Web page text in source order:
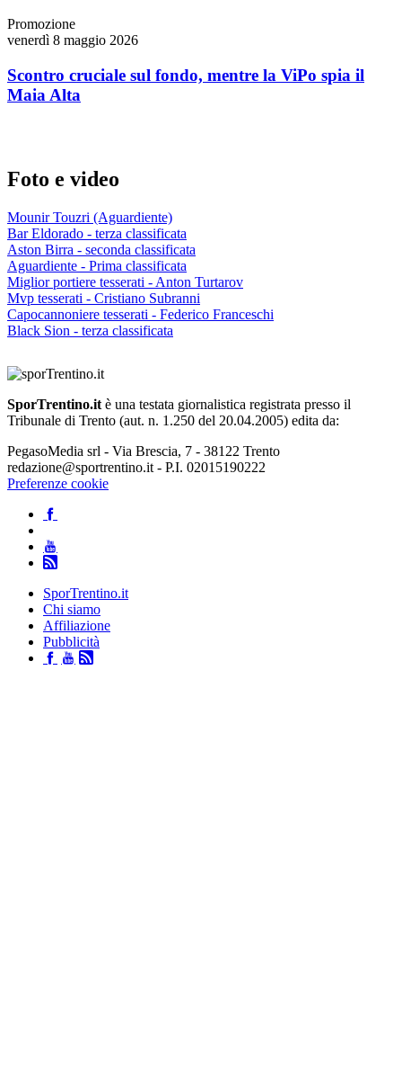
Promozione
venerdì 8 maggio 2026
Scontro cruciale sul fondo, mentre la ViPo spia il
Maia Alta
Foto e video
Mounir Touzri (Aguardiente)
Bar Eldorado - terza classificata
Aston Birra - seconda classificata
Aguardiente - Prima classificata
Miglior portiere tesserati - Anton Turtarov
Mvp tesserati - Cristiano Subranni
Capocannoniere tesserati - Federico Franceschi
Black Sion - terza classificata
SporTrentino.it è una testata giornalistica registrata presso il
Tribunale di Trento (aut. n. 1.250 del 20.04.2005) edita da:
PegasoMedia srl - Via Brescia, 7 - 38122 Trento
redazione@sportrentino.it - P.I. 02015190222
Preferenze cookie
SporTrentino.it
Chi siamo
Affiliazione
Pubblicità